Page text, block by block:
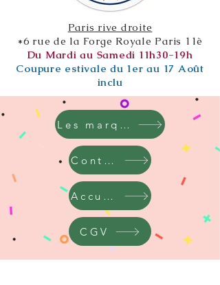
Paris rive droite
*6 rue de la Forge Royale Paris 11è
Du Mardi au Samedi 11h30-19h
Coupure estivale du 1er au 17 Août
inclu
Les marques
Contact
Accueil
CGV